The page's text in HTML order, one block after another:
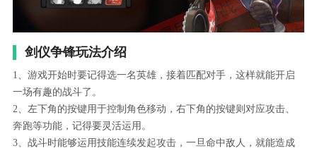
剑仪争锋玩法介绍
1、游戏开始时要记得选一名英雄，接着匹配对手，这样就能开启
一场有趣的战斗了。
2、左下角的按键用于控制角色移动，右下角的按键则对应攻击、
奔跑等功能，记得要灵活运用。
3、战斗时能够运用技能连续发起攻击，一旦命中敌人，就能造成